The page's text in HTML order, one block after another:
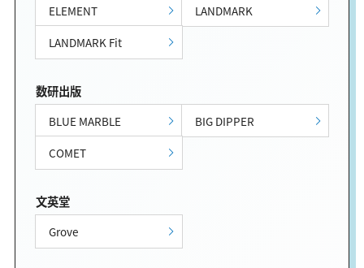
ELEMENT
LANDMARK
LANDMARK Fit
数研出版
BLUE MARBLE
BIG DIPPER
COMET
文英堂
Grove